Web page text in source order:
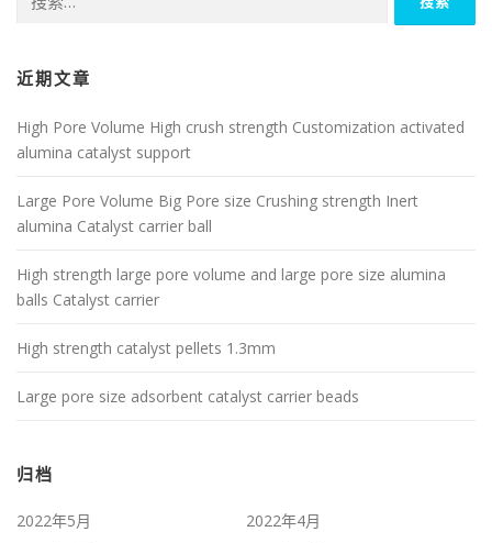
索：
近期文章
High Pore Volume High crush strength Customization activated
alumina catalyst support
Large Pore Volume Big Pore size Crushing strength Inert
alumina Catalyst carrier ball
High strength large pore volume and large pore size alumina
balls Catalyst carrier
High strength catalyst pellets 1.3mm
Large pore size adsorbent catalyst carrier beads
归档
2022年5月
2022年4月